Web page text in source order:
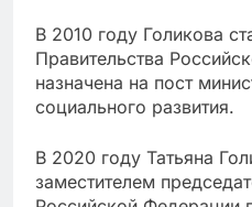
В 2010 году Голикова
Правительства
назначена на пост
социального развития.
В 2020 году Татьяна
заместителем